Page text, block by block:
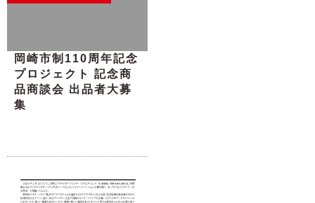
岡崎市制110周年記念
プロジェクト 記念商
品商談会 出品者大募
集